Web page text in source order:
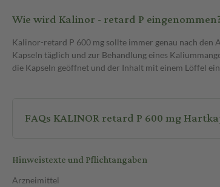
Wie wird Kalinor - retard P
Kalinor-retard P 600 mg sollte immer genau nach den
Kapseln täglich und zur Behandlung eines
die Kapseln geöffnet und der Inhalt mit einem Löffel
FAQs KALINOR retard P 600 mg
Hinweistexte und Pflichtangaben
Arzneimittel